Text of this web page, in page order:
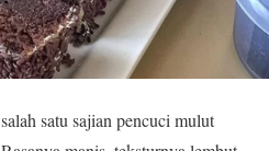
satu sajian pencuci mulut